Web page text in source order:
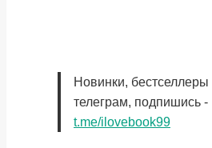
Новинки,
телеграм, подпишись -
t.me/ilovebook99